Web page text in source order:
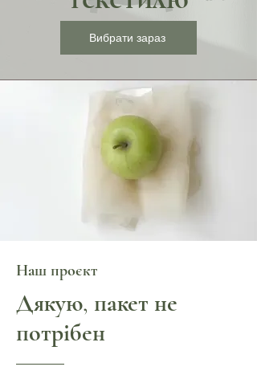
Вибрати зараз
Наш проєкт
Дякую, пакет не
потрібен